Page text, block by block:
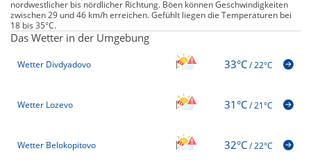
nordwestlicher bis nördlicher Richtung. Böen können Geschwindigkeiten
zwischen 29 und 46 km/h erreichen. Gefühlt liegen die Temperaturen bei
18 bis 35°C.
Das Wetter in der Umgebung
Wetter Divdyadovo 33°C/22°C
Wetter Lozevo 31°C/21°C
Wetter Belokopitovo 32°C/22°C